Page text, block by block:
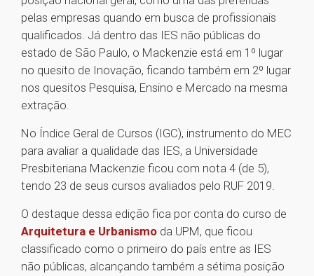
pelas empresas quando em busca de profissionais
qualificados. Já dentro das IES não públicas do
estado de São Paulo, o Mackenzie está em 1º lugar
no quesito de Inovação, ficando também em 2º lugar
nos quesitos Pesquisa, Ensino e Mercado na mesma
extração.
No Índice Geral de Cursos (IGC), instrumento do MEC
para avaliar a qualidade das IES, a Universidade
Presbiteriana Mackenzie ficou com nota 4 (de 5),
tendo 23 de seus cursos avaliados pelo RUF 2019.
O destaque dessa edição fica por conta do curso de
Arquitetura e Urbanismo da UPM, que ficou
classificado como o primeiro do país entre as IES
não públicas, alcançando também a sétima posição